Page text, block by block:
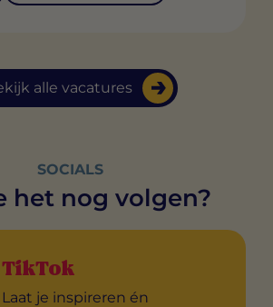
alle vacatures
SOCIALS
het nog volgen?
TikTok
Laat je inspireren én